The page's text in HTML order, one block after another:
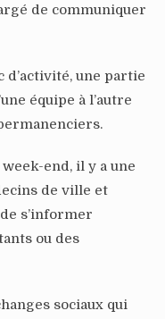
de communiquer
d’activité, une partie
équipe à l’autre
end, il y a une
de ville et
s’informer
ou des
sociaux qui